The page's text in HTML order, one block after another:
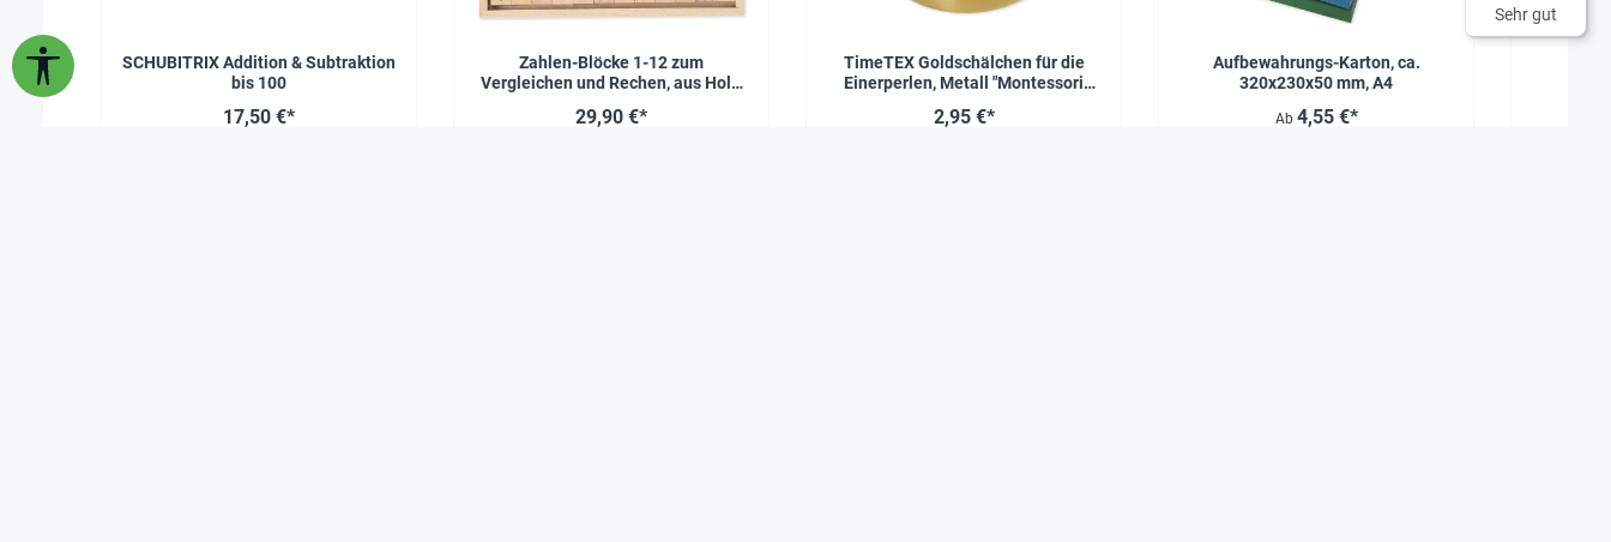
SCHUBITRIX Addition & Subtraktion
bis 100
17,50 €*
Zahlen-Blöcke 1-12 zum
Vergleichen und Rechen, aus Holz,
29,90 €*
TimeTEX Goldschälchen für die
Einerperlen, Metall "Montessori
2,95 €*
Aufbewahrungs-Karton, ca.
320x230x50 mm, A4
Ab 4,55 €*
Werkzeugleiste anzeigen
Sehr gut